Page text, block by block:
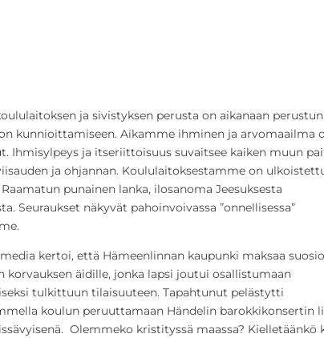
ja sivistyksen perusta on aikanaan
kunnioittamiseen. Aikamme ihminen ja arvomaailma
Ihmisylpeys ja itseriittoisuus suvaitsee kaiken muun
ja ohjannan. Koululaitoksestamme on
punainen lanka, ilosanoma Jeesuksesta
Seuraukset näkyvät pahoinvoivassa ”onnellisessa”
kertoi, että Hämeenlinnan kaupunki maksaa
korvauksen äidille, jonka lapsi joutui osallistumaan
tulkittuun tilaisuuteen. Tapahtunut pelästytti
koulun peruuttamaan Händelin barokkikonsertin
Olemmeko kristityssä maassa? Kielletäänkö